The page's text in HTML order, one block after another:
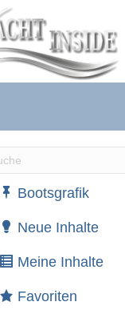
die
Bootsgrafik
Neue Inhalte
Meine Inhalte
Favoriten